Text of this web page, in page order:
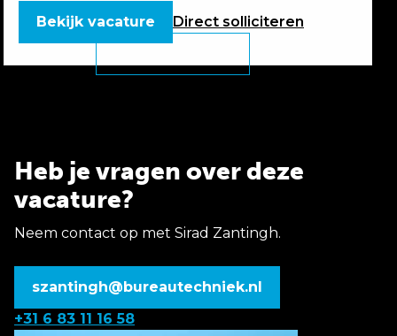
Direct solliciteren
Bekijk vacature
Heb je vragen over deze
vacature?
Neem contact op met Sirad Zantingh.
szantingh@bureautechniek.nl
+31 6 83 11 16 58